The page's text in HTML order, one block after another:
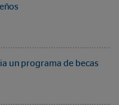
un programa de becas